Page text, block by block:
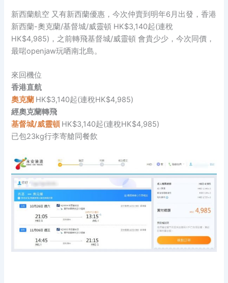
新西蘭航空 又有新西蘭優惠，今次仲賣到明年6月出發，香港
新西蘭-奧克蘭/基督城/威靈頓 HK$3,140起(連稅
HK$4,985)，之前轉飛基督城/威靈頓 會貴少少，今次同價，
最啱openjaw玩哂南北島。
來回機位
香港直航
奧克蘭 HK$3,140起(連稅HK$4,985)
經奧克蘭轉飛
基督城/威靈頓 HK$3,140起(連稅HK$4,985)
已包23kg行李寄艙同餐飲